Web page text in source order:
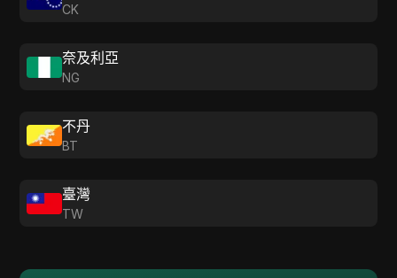
CK
奈及利亞
NG
不丹
BT
臺灣
TW